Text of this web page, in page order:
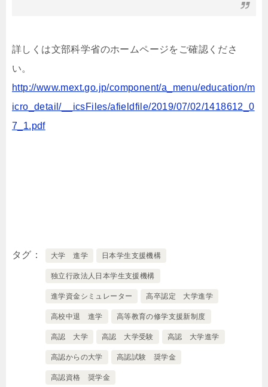
詳しくは文部科学省のホームページをご確認くださ
い。
http://www.mext.go.jp/component/a_menu/education/m
icro_detail/__icsFiles/afieldfile/2019/07/02/1418612_0
7_1.pdf
タグ 大学 進学 日本学生支援機構
独立行政法人日本学生支援機構
進学資金シミュレーター 高卒認定 大学進学
高校中退 進学 高等教育の修学支援新制度
高認 大学 高認 大学受験 高認 大学進学
高認からの大学 高認試験 奨学金
高認資格 奨学金